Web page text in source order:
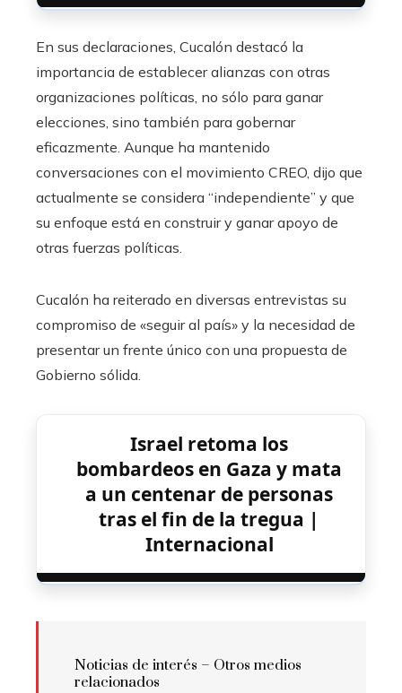
En sus declaraciones, Cucalón destacó la
importancia de establecer alianzas con otras
organizaciones políticas, no sólo para ganar
elecciones, sino también para gobernar
eficazmente. Aunque ha mantenido
conversaciones con el movimiento CREO, dijo que
actualmente se considera “independiente” y que
su enfoque está en construir y ganar apoyo de
otras fuerzas políticas.
Cucalón ha reiterado en diversas entrevistas su
compromiso de «seguir al país» y la necesidad de
presentar un frente único con una propuesta de
Gobierno sólida.
Israel retoma los
bombardeos en Gaza y mata
a un centenar de personas
tras el fin de la tregua |
Internacional
Noticias de interés – Otros medios
relacionados